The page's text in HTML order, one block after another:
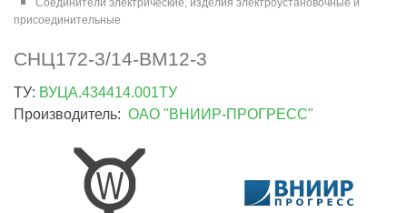
Соединители электрические, изделия электроустановочные и
присоединительные
СНЦ172-3/14-ВМ12-3
ТУ: ВУЦА.434414.001ТУ
Производитель: ОАО "ВНИИР-ПРОГРЕСС"